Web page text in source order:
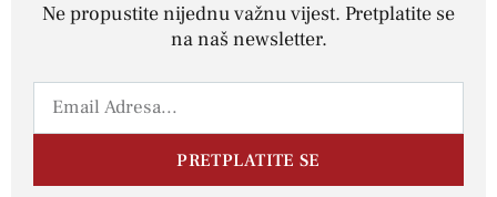
Ne propustite nijednu važnu vijest. Pretplatite se
na naš newsletter.
PRETPLATITE SE